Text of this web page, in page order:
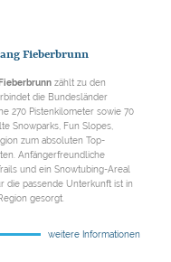
Fieberbrunn
zählt zu den
die Bundesländer
270 Pistenkilometer sowie 70
Snowparks, Fun Slopes,
zum absoluten Top-
Anfängerfreundliche
und ein Snowtubing-Areal
die passende Unterkunft ist in
gesorgt.
weitere Informationen